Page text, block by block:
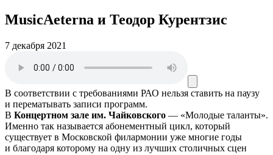
MusicAeterna и Теодор Курентзис
7 декабря 2021
В соответствии с требованиями РАО нельзя ставить на паузу
и перематывать записи программ.
В Концертном зале им. Чайковского — «Молодые таланты».
Именно так называется абонементный цикл, который
существует в Московской филармонии уже многие годы
и благодаря которому на одну из лучших столичных сцен